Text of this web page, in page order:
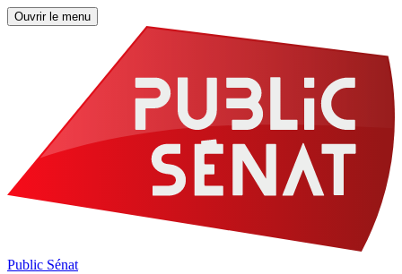
Ouvrir le menu
Public Sénat